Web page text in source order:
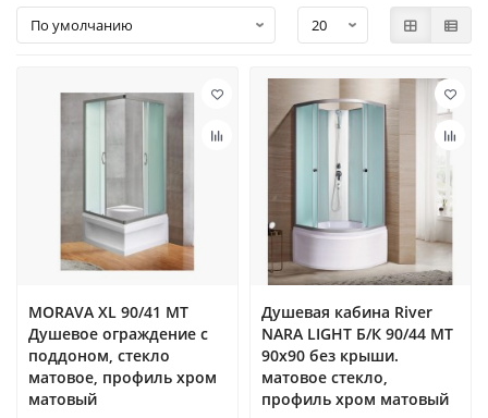
MORAVA XL 90/41 MT
Душевое ограждение с
поддоном, стекло
матовое, профиль хром
матовый
Душевая кабина River
NARA LIGHT Б/К 90/44 MT
90х90 без крыши.
матовое стекло,
профиль хром матовый